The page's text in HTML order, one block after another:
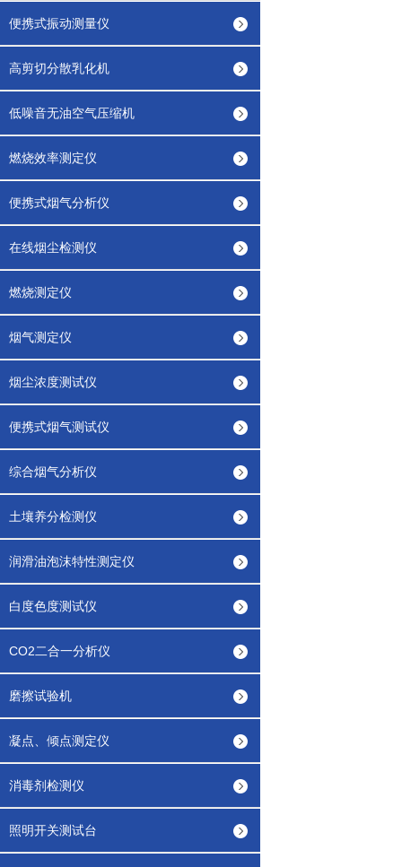
便携式振动测量仪
高剪切分散乳化机
低噪音无油空气压缩机
燃烧效率测定仪
便携式烟气分析仪
在线烟尘检测仪
燃烧测定仪
烟气测定仪
烟尘浓度测试仪
便携式烟气测试仪
综合烟气分析仪
土壤养分检测仪
润滑油泡沫特性测定仪
白度色度测试仪
CO2二合一分析仪
磨擦试验机
凝点、倾点测定仪
消毒剂检测仪
照明开关测试台